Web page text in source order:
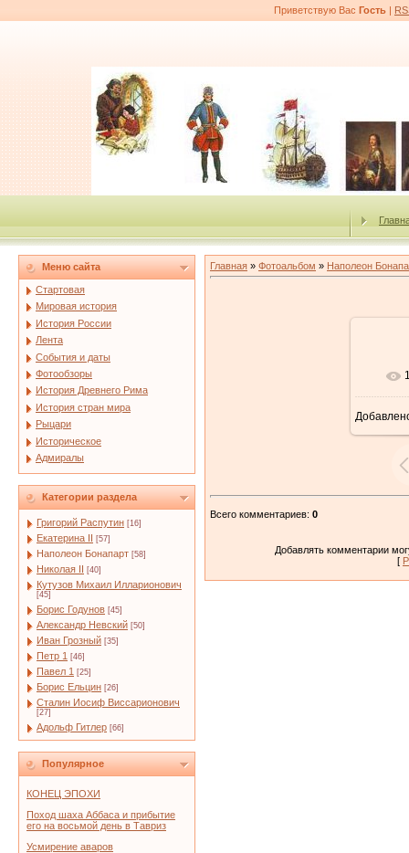
Приветствую Вас Гость |
Меню сайта
Стартовая
Мировая история
История России
Лента
События и даты
Фотообзоры
История Древнего Рима
История стран мира
Рыцари
Историческое
Адмиралы
Категории раздела
Григорий Распутин [16]
Екатерина II [57]
Наполеон Бонапарт [58]
Николая II [40]
Кутузов Михаил Илларионович
[45]
Борис Годунов [45]
Александр Невский [50]
Иван Грозный [35]
Петр 1 [46]
Павел 1 [25]
Борис Ельцин [26]
Сталин Иосиф Виссарионович
[27]
Адольф Гитлер [66]
Популярное
КОНЕЦ ЭПОХИ
Поход шаха Аббаса и прибытие
его на восьмой день в Тавриз
Усмирение аваров
Главная » Фотоальбом » Наполеон
Всего комментариев: 0
Добавлять комментарии
[